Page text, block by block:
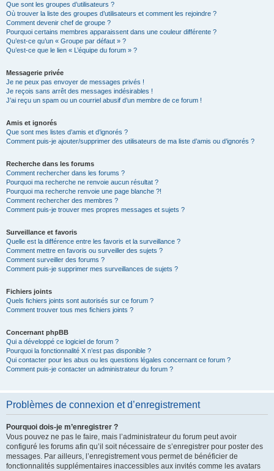
Que sont les groupes d’utilisateurs ?
Où trouver la liste des groupes d’utilisateurs et comment les rejoindre ?
Comment devenir chef de groupe ?
Pourquoi certains membres apparaissent dans une couleur différente ?
Qu’est-ce qu’un « Groupe par défaut » ?
Qu’est-ce que le lien « L’équipe du forum » ?
Messagerie privée
Je ne peux pas envoyer de messages privés !
Je reçois sans arrêt des messages indésirables !
J’ai reçu un spam ou un courriel abusif d’un membre de ce forum !
Amis et ignorés
Que sont mes listes d’amis et d’ignorés ?
Comment puis-je ajouter/supprimer des utilisateurs de ma liste d’amis ou d’ignorés ?
Recherche dans les forums
Comment rechercher dans les forums ?
Pourquoi ma recherche ne renvoie aucun résultat ?
Pourquoi ma recherche renvoie une page blanche ?!
Comment rechercher des membres ?
Comment puis-je trouver mes propres messages et sujets ?
Surveillance et favoris
Quelle est la différence entre les favoris et la surveillance ?
Comment mettre en favoris ou surveiller des sujets ?
Comment surveiller des forums ?
Comment puis-je supprimer mes surveillances de sujets ?
Fichiers joints
Quels fichiers joints sont autorisés sur ce forum ?
Comment trouver tous mes fichiers joints ?
Concernant phpBB
Qui a développé ce logiciel de forum ?
Pourquoi la fonctionnalité X n’est pas disponible ?
Qui contacter pour les abus ou les questions légales concernant ce forum ?
Comment puis-je contacter un administrateur du forum ?
Problèmes de connexion et d’enregistrement
Pourquoi dois-je m’enregistrer ?
Vous pouvez ne pas le faire, mais l’administrateur du forum peut avoir
configuré les forums afin qu’il soit nécessaire de s’enregistrer pour poster des
messages. Par ailleurs, l’enregistrement vous permet de bénéficier de
fonctionnalités supplémentaires inaccessibles aux invités comme les avatars